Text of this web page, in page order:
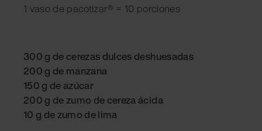
1 vaso de pacotizar® = 10 porciones
300 g de cerezas dulces deshuesadas
200 g de manzana
150 g de azúcar
200 g de zumo de cereza ácida
10 g de zumo de lima